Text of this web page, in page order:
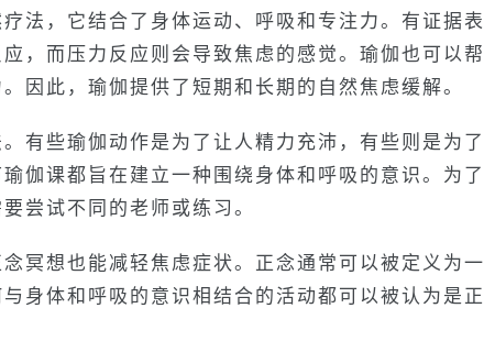
法，它结合了身体运动、呼吸和专注力。有证据表
，而压力反应则会导致焦虑的感觉。瑜伽也可以帮
因此，瑜伽提供了短期和长期的自然焦虑缓解。
有些瑜伽动作是为了让人精力充沛，有些则是为了
伽课都旨在建立一种围绕身体和呼吸的意识。为了
尝试不同的老师或练习。
冥想也能减轻焦虑症状。正念通常可以被定义为一
身体和呼吸的意识相结合的活动都可以被认为是正